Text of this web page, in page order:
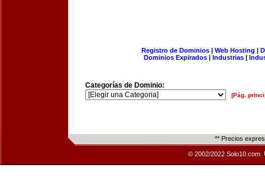
Registro de Dominios| Web Hosting |
Dominios Expirados | Industrias |
Categorías de Dominio:
[Pág.
** Precios
© 2002/2022 Solo10.com